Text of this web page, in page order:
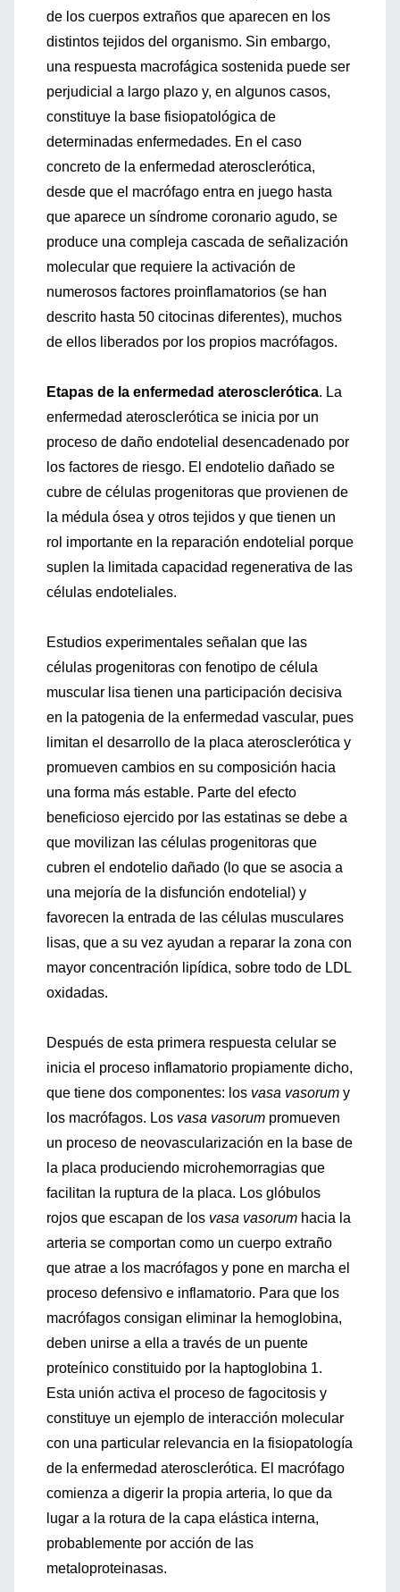
de los cuerpos extraños que aparecen en los
distintos tejidos del organismo. Sin embargo,
una respuesta macrofágica sostenida puede ser
perjudicial a largo plazo y, en algunos casos,
constituye la base fisiopatológica de
determinadas enfermedades. En el caso
concreto de la enfermedad aterosclerótica,
desde que el macrófago entra en juego hasta
que aparece un síndrome coronario agudo, se
produce una compleja cascada de señalización
molecular que requiere la activación de
numerosos factores proinflamatorios (se han
descrito hasta 50 citocinas diferentes), muchos
de ellos liberados por los propios macrófagos.
Etapas de la enfermedad aterosclerótica. La
enfermedad aterosclerótica se inicia por un
proceso de daño endotelial desencadenado por
los factores de riesgo. El endotelio dañado se
cubre de células progenitoras que provienen de
la médula ósea y otros tejidos y que tienen un
rol importante en la reparación endotelial porque
suplen la limitada capacidad regenerativa de las
células endoteliales.
Estudios experimentales señalan que las
células progenitoras con fenotipo de célula
muscular lisa tienen una participación decisiva
en la patogenia de la enfermedad vascular, pues
limitan el desarrollo de la placa aterosclerótica y
promueven cambios en su composición hacia
una forma más estable. Parte del efecto
beneficioso ejercido por las estatinas se debe a
que movilizan las células progenitoras que
cubren el endotelio dañado (lo que se asocia a
una mejoría de la disfunción endotelial) y
favorecen la entrada de las células musculares
lisas, que a su vez ayudan a reparar la zona con
mayor concentración lipídica, sobre todo de LDL
oxidadas.
Después de esta primera respuesta celular se
inicia el proceso inflamatorio propiamente dicho,
que tiene dos componentes: los vasa vasorum y
los macrófagos. Los vasa vasorum promueven
un proceso de neovascularización en la base de
la placa produciendo microhemorragias que
facilitan la ruptura de la placa. Los glóbulos
rojos que escapan de los vasa vasorum hacia la
arteria se comportan como un cuerpo extraño
que atrae a los macrófagos y pone en marcha el
proceso defensivo e inflamatorio. Para que los
macrófagos consigan eliminar la hemoglobina,
deben unirse a ella a través de un puente
proteínico constituido por la haptoglobina 1.
Esta unión activa el proceso de fagocitosis y
constituye un ejemplo de interacción molecular
con una particular relevancia en la fisiopatología
de la enfermedad aterosclerótica. El macrófago
comienza a digerir la propia arteria, lo que da
lugar a la rotura de la capa elástica interna,
probablemente por acción de las
metaloproteinasas.